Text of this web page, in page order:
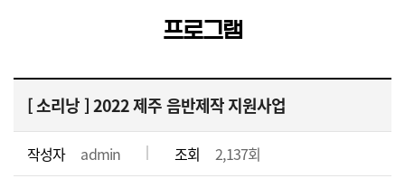
프로그램
[소리낭] 2022 제주 음반제작 지원사업
작성자 admin 조회 2,137회